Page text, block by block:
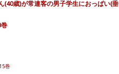
(40歳)が常連客の男子学生におっぱい(垂
巻
巻